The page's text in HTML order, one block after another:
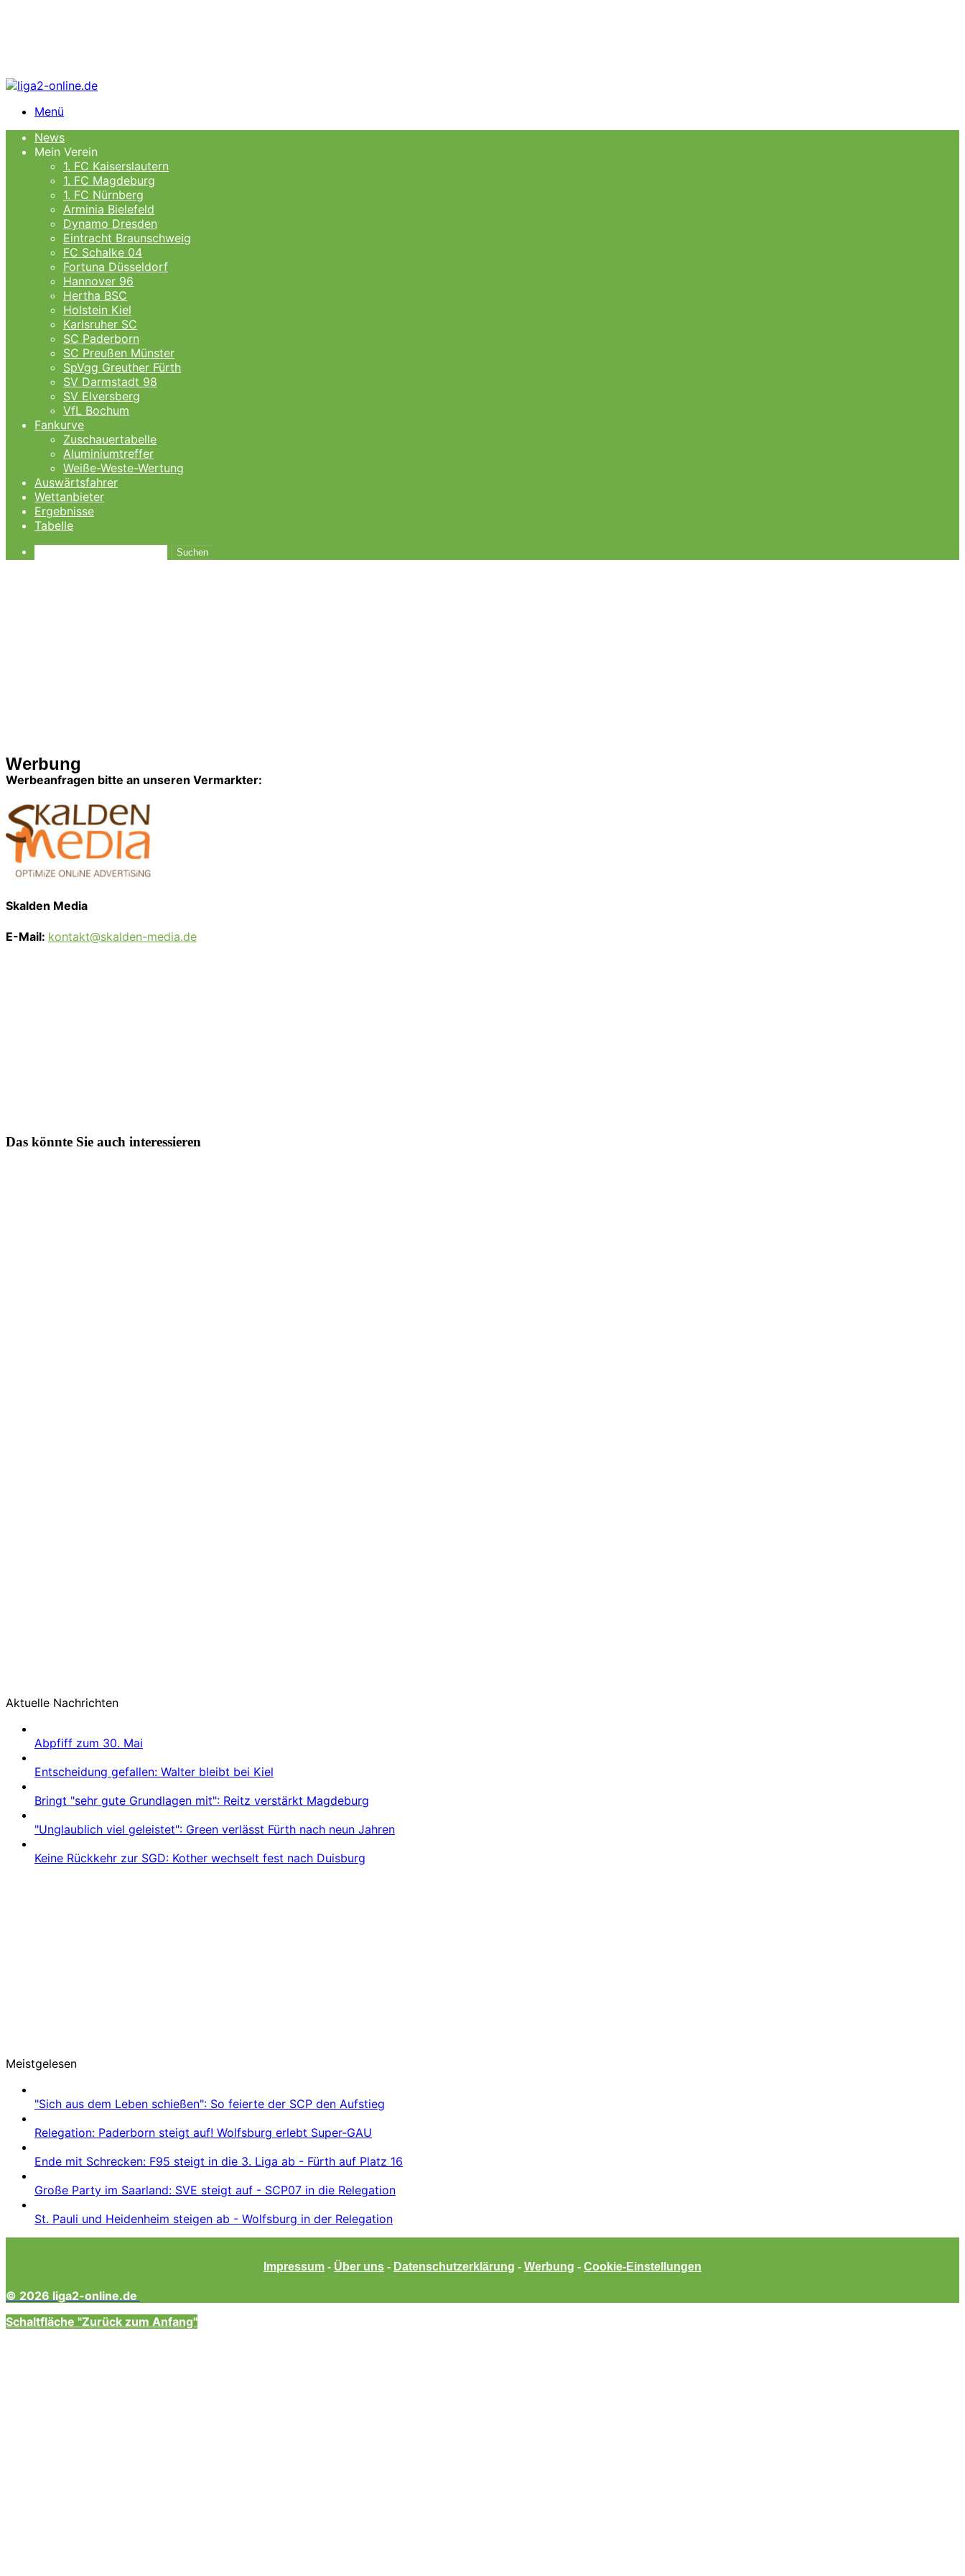
Menü
News
Mein Verein
1. FC Kaiserslautern
1. FC Magdeburg
1. FC Nürnberg
Arminia Bielefeld
Dynamo Dresden
Eintracht Braunschweig
FC Schalke 04
Fortuna Düsseldorf
Hannover 96
Hertha BSC
Holstein Kiel
Karlsruher SC
SC Paderborn
SC Preußen Münster
SpVgg Greuther Fürth
SV Darmstadt 98
SV Elversberg
VfL Bochum
Fankurve
Zuschauertabelle
Aluminiumtreffer
Weiße-Weste-Wertung
Auswärtsfahrer
Wettanbieter
Ergebnisse
Tabelle
Suchen
Werbung
Werbeanfragen bitte an unseren Vermarkter:
Skalden Media
E-Mail: kontakt@skalden-media.de
Das könnte Sie auch interessieren
Aktuelle Nachrichten
Abpfiff zum 30. Mai
Entscheidung gefallen: Walter bleibt bei Kiel
Bringt "sehr gute Grundlagen mit": Reitz verstärkt Magdeburg
"Unglaublich viel geleistet": Green verlässt Fürth nach neun Jahren
Keine Rückkehr zur SGD: Kother wechselt fest nach Duisburg
Meistgelesen
"Sich aus dem Leben schießen": So feierte der SCP den Aufstieg
Relegation: Paderborn steigt auf! Wolfsburg erlebt Super-GAU
Ende mit Schrecken: F95 steigt in die 3. Liga ab - Fürth auf Platz 16
Große Party im Saarland: SVE steigt auf - SCP07 in die Relegation
St. Pauli und Heidenheim steigen ab - Wolfsburg in der Relegation
Impressum - Über uns - Datenschutzerklärung - Werbung - Cookie-Einstellungen
© 2026 liga2-online.de
Schaltfläche "Zurück zum Anfang"